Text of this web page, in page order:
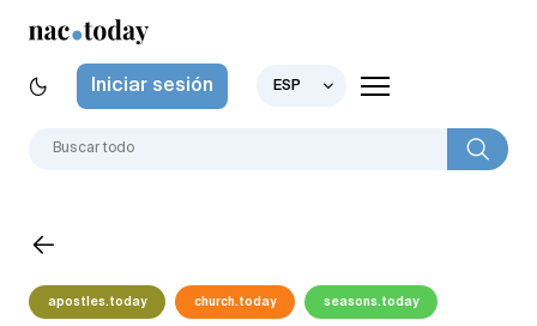
Iniciar sesión ESP
apostles.today church.today seasons.today